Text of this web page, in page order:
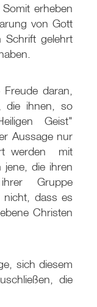
erheben
von Gott
Schrift gelehrt
daran,
die ihnen, so
Geist"
Aussage nur
werden ­ mit
jene, die ihren
Gruppe
nicht, dass es
Christen
sich diesem
die